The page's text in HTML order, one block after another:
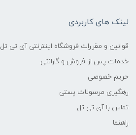
لینک های کاربردی
قوانین و مقررات فروشگاه اینترنتی آی تی تل
خدمات پس از فروش و گارانتی
حریم خصوصی
رهگیری مرسولات پستی
تماس با آی تی تل
راهنما